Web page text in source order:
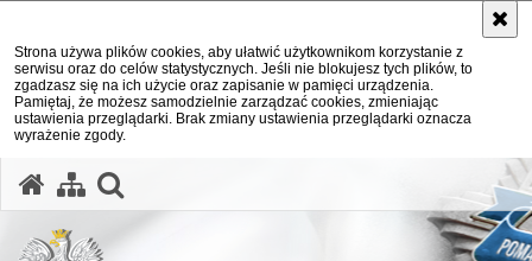
Strona używa plików cookies, aby ułatwić użytkownikom korzystanie z
serwisu oraz do celów statystycznych. Jeśli nie blokujesz tych plików, to
zgadzasz się na ich użycie oraz zapisanie w pamięci urządzenia.
Pamiętaj, że możesz samodzielnie zarządzać cookies, zmieniając
ustawienia przeglądarki. Brak zmiany ustawienia przeglądarki oznacza
wyrażenie zgody.